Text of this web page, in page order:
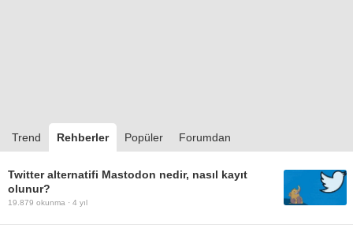
Trend Rehberler Popüler Forumdan
Twitter alternatifi Mastodon nedir, nasıl kayıt
olunur?
19.879 okunma · 4 yıl